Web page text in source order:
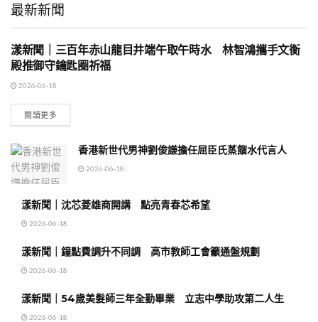
最新新聞
地方時事
漾新聞｜三百年赤山龍目井端午取午時水 林智鴻攜手文衡
殿推御守鑰匙圈祈福
2026-06-18
閱讀更多
香港新世代男神劉俊謙擔任屈臣氏蒸餾水代言人
2026-06-18
漾新聞｜沈芯菱雄商開講 點亮青春芯希望
2026-06-18
漾新聞｜鐘點費調升不同調 高市教師工會籲通盤規劃
2026-06-18
漾新聞｜54歲美髮師三年全勤畢業 立志中學助攻第二人生
2026-06-18